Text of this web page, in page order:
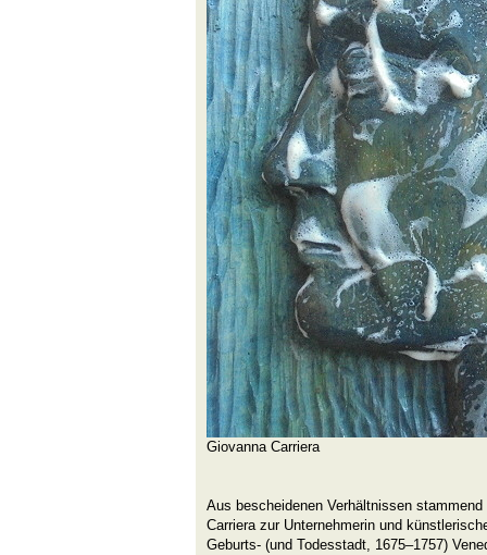
Giovanna Carriera
Aus bescheidenen Verhältnissen
Carriera zur Unternehmerin und
Geburts- (und Todesstadt, 1675–1757)